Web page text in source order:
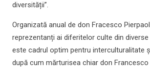
diversității”.
Organizată anual de don Fracesco
reprezentanți ai diferitelor culte din
este cadrul optim pentru interculturalitate
după cum mărturisea chiar don Francesco